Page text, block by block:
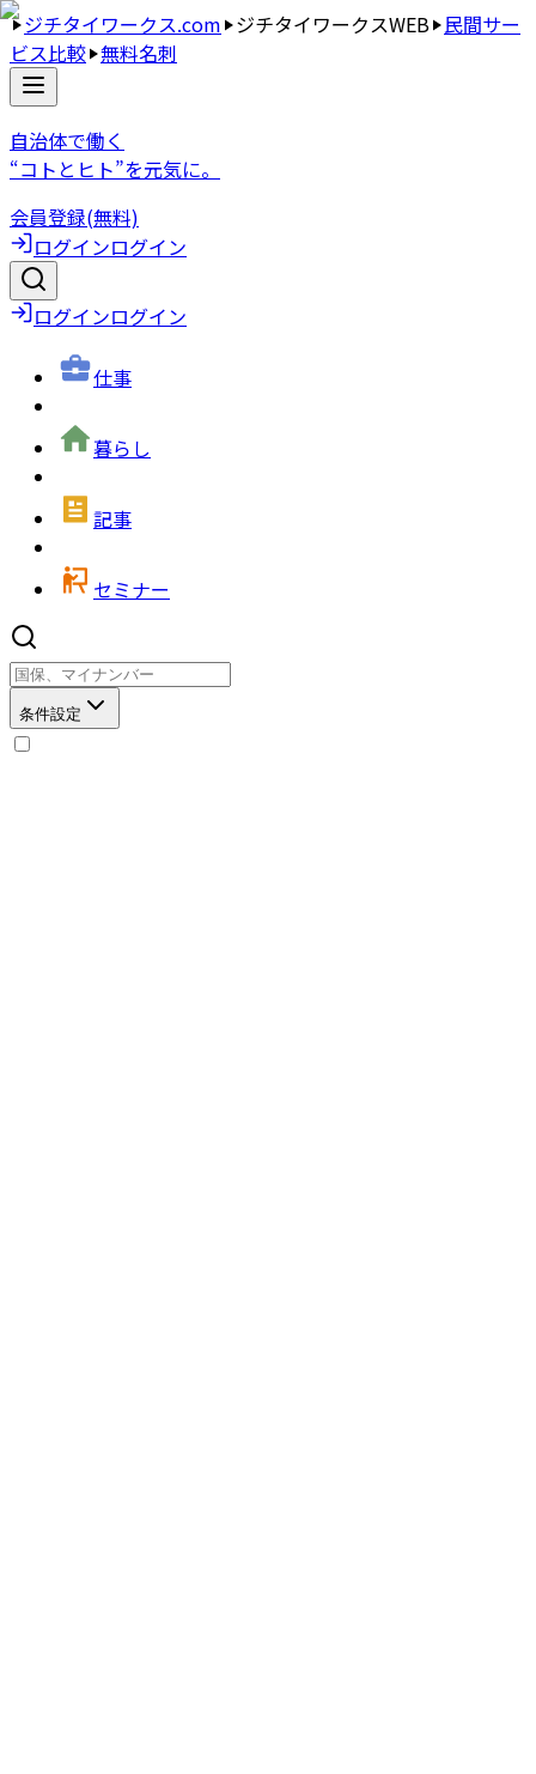
ジチタイワークス.com ジチタイワークスWEB 民間サー
ビス比較 無料名刺
自治体で働く
“コトとヒト”を元気に。
会員登録(無料)
ログインログイン
ログインログイン
仕事
暮らし
記事
セミナー
条件設定